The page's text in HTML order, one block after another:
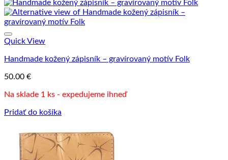
Quick View
Handmade kožený zápisník – gravírovaný motív Folk
50.00 €
Na sklade 1 ks - expedujeme ihneď
Pridať do košíka